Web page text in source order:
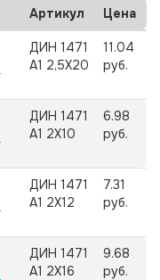
Артикул Цена
ДИН 1471
А1 2,5X20
11.04
руб.
ДИН 1471
А1 2X10
6.98
руб.
ДИН 1471
А1 2X12
7.31
руб.
ДИН 1471
А1 2X16
9.68
руб.